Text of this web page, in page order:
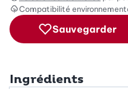
Compatibilité
Sauvegarder
Ingrédients